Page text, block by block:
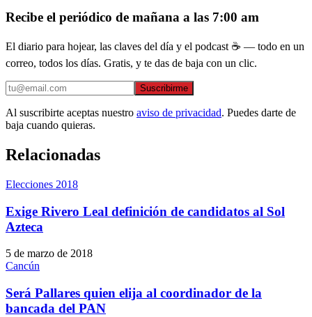
Recibe el periódico de mañana a las 7:00 am
El diario para hojear, las claves del día y el podcast ☕ — todo en un
correo, todos los días. Gratis, y te das de baja con un clic.
Suscribirme
Al suscribirte aceptas nuestro aviso de privacidad. Puedes darte de
baja cuando quieras.
Relacionadas
Elecciones 2018
Exige Rivero Leal definición de candidatos al Sol
Azteca
5 de marzo de 2018
Cancún
Será Pallares quien elija al coordinador de la
bancada del PAN